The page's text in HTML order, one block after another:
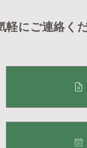
にご連絡く